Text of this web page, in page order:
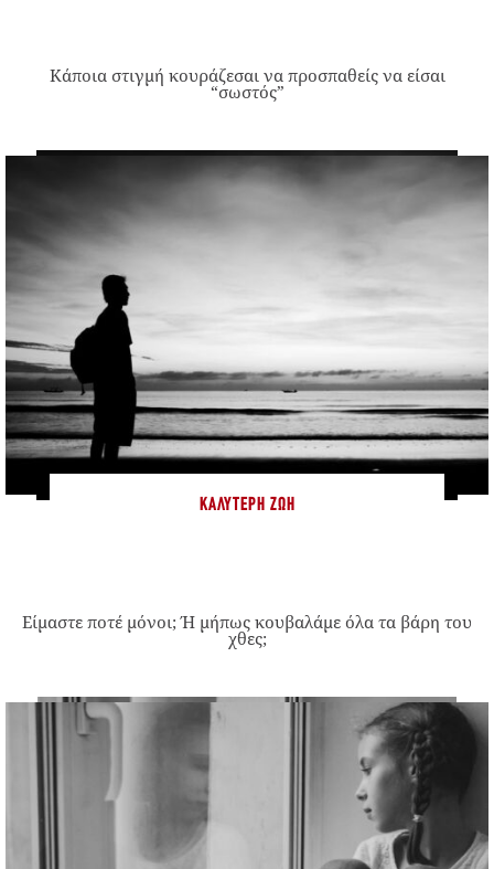
Κάποια στιγμή κουράζεσαι να προσπαθείς να είσαι
“σωστός”
ΚΑΛΎΤΕΡΗ ΖΩΉ
Είμαστε ποτέ μόνοι; Ή μήπως κουβαλάμε όλα τα βάρη του
χθες;